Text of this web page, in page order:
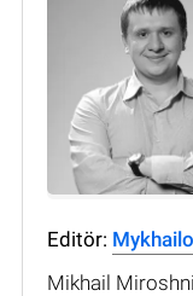
Editör:
Mikhail